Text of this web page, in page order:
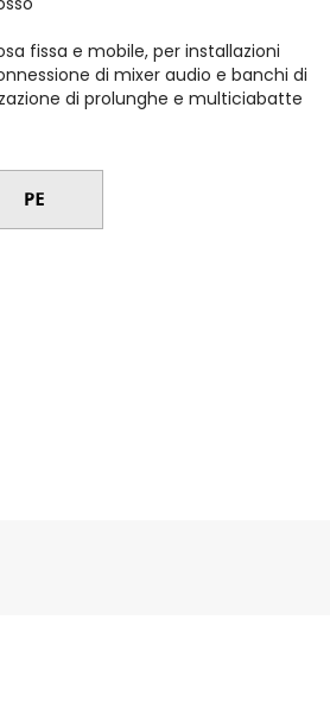
fissa e mobile, per installazioni
di mixer audio e banchi di
di prolunghe e multiciabatte